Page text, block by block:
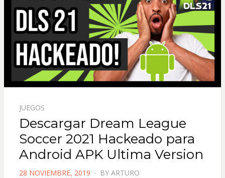
JUEGOS
Descargar Dream League
Soccer 2021 Hackeado para
Android APK Ultima Version
POSTED
28 NOVIEMBRE, 2019 BY ARTURO